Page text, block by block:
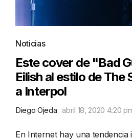
Noticias
Este cover de "Bad
Eilish al estilo de The
a Interpol
Diego Ojeda abril 18, 2020 4:20
En Internet hay una